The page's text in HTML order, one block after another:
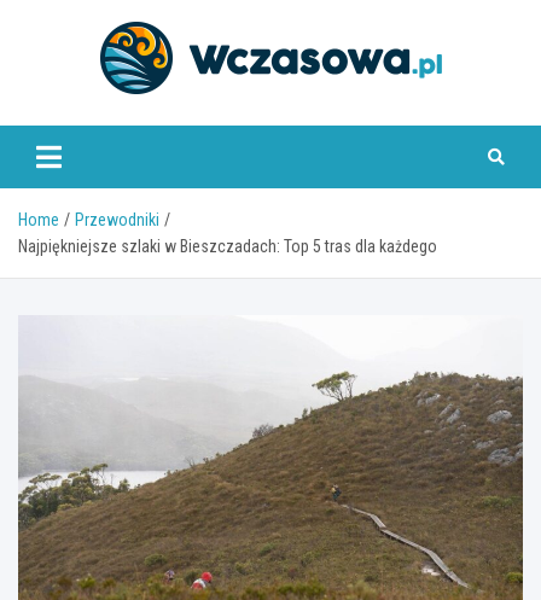
www.wczasowa.pl
Home
Przewodniki
Najpiękniejsze szlaki w Bieszczadach: Top 5 tras dla każdego